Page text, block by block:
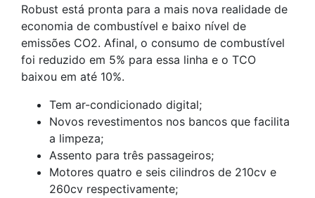
Robust está pronta para a mais nova realidade de
economia de combustível e baixo nível de
emissões CO2. Afinal, o consumo de combustível
foi reduzido em 5% para essa linha e o TCO
baixou em até 10%.
Tem ar-condicionado digital;
Novos revestimentos nos bancos que facilita
a limpeza;
Assento para três passageiros;
Motores quatro e seis cilindros de 210cv e
260cv respectivamente;